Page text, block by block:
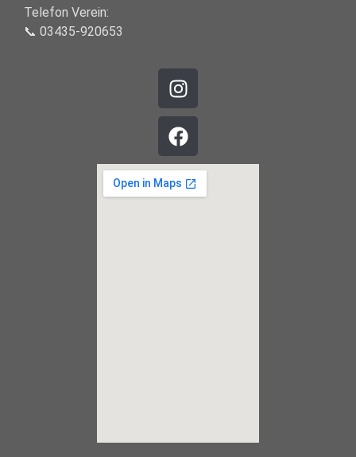
Telefon Verein:
📞 03435-920653